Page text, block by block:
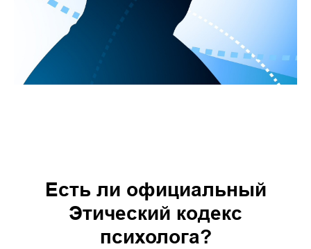
Есть ли официальный
Этический кодекс
психолога?